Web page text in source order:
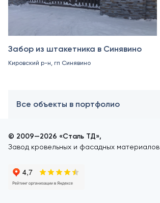
Забор из штакетника в Синявино
Кировский р-н, гп Синявино
Все объекты в портфолио
© 2009—2026 «Сталь ТД»,
Завод кровельных и фасадных материалов